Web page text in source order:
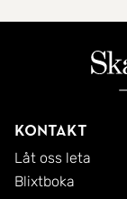
Kontakt
Låt oss leta
Blixtboka